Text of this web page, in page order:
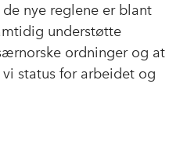
nye reglene er blant
understøtte
ordninger og at
status for arbeidet og